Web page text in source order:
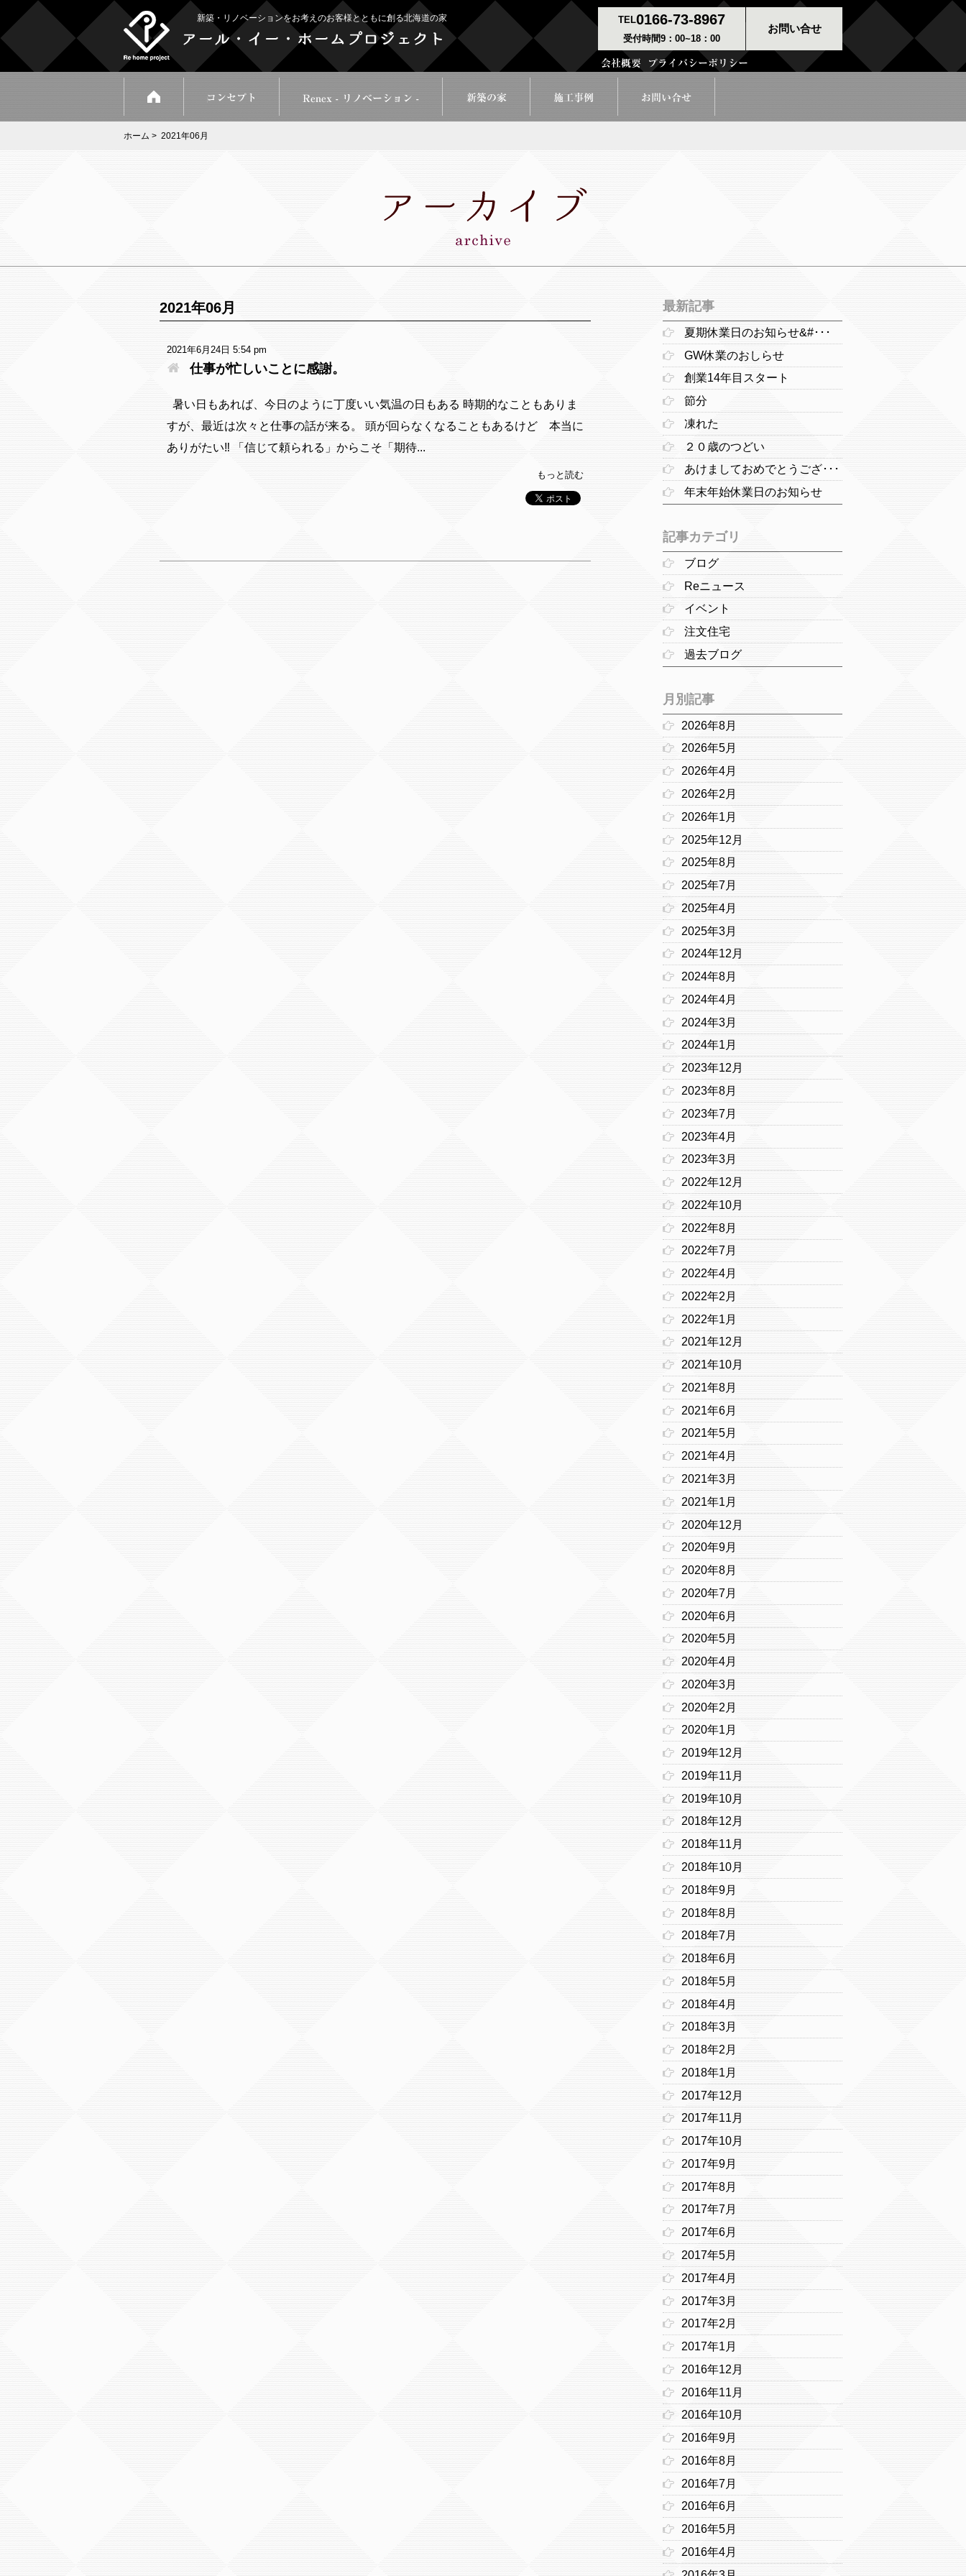
新築・リノベーションをお考えのお客様とともに創る北海道の家 TEL0166-73-8967
受付時間9：00~18：00
お問い合せ
ホーム > 2021年06月
2021年06月
2021年6月24日 5:54 pm
仕事が忙しいことに感謝。
暑い日もあれば、今日のように丁度いい気温の日もある 時期的なこともありま
すが、最近は次々と仕事の話が来る。 頭が回らなくなることもあるけど 本当に
ありがたい‼ 「信じて頼られる」からこそ「期待...
もっと読む
最新記事
夏期休業日のお知らせ&#･･･
GW休業のおしらせ
創業14年目スタート
節分
凍れた
２０歳のつどい
あけましておめでとうござ･･･
年末年始休業日のお知らせ
記事カテゴリ
ブログ
Reニュース
イベント
注文住宅
過去ブログ
月別記事
2026年8月
2026年5月
2026年4月
2026年2月
2026年1月
2025年12月
2025年8月
2025年7月
2025年4月
2025年3月
2024年12月
2024年8月
2024年4月
2024年3月
2024年1月
2023年12月
2023年8月
2023年7月
2023年4月
2023年3月
2022年12月
2022年10月
2022年8月
2022年7月
2022年4月
2022年2月
2022年1月
2021年12月
2021年10月
2021年8月
2021年6月
2021年5月
2021年4月
2021年3月
2021年1月
2020年12月
2020年9月
2020年8月
2020年7月
2020年6月
2020年5月
2020年4月
2020年3月
2020年2月
2020年1月
2019年12月
2019年11月
2019年10月
2018年12月
2018年11月
2018年10月
2018年9月
2018年8月
2018年7月
2018年6月
2018年5月
2018年4月
2018年3月
2018年2月
2018年1月
2017年12月
2017年11月
2017年10月
2017年9月
2017年8月
2017年7月
2017年6月
2017年5月
2017年4月
2017年3月
2017年2月
2017年1月
2016年12月
2016年11月
2016年10月
2016年9月
2016年8月
2016年7月
2016年6月
2016年5月
2016年4月